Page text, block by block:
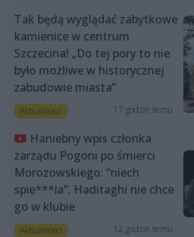
Tak będą wyglądać zabytkowe
kamienice w centrum
Szczecina! „Do tej pory to nie
było możliwe w historycznej
zabudowie miasta”
Aktualności 17 godzin temu
Haniebny wpis członka
zarządu Pogoni po śmierci
Morozowskiego: “niech
spie***la”. Haditaghi nie chce
go w klubie
Aktualności 12 godzin temu